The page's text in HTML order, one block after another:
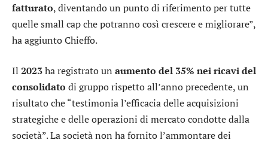
fatturato, diventando un punto di riferimento per tutte
quelle small cap che potranno così crescere e migliorare”,
ha aggiunto Chieffo.
Il 2023ha registrato un aumento del 35% nei ricavi del
consolidato di gruppo rispetto all’anno precedente, un
risultato che “testimonia l’efficacia delle acquisizioni
strategiche e delle operazioni di mercato condotte dalla
società”. La società non ha fornito l’ammontare dei